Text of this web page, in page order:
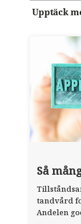
Upptäck
Så
tandvård
Andelen